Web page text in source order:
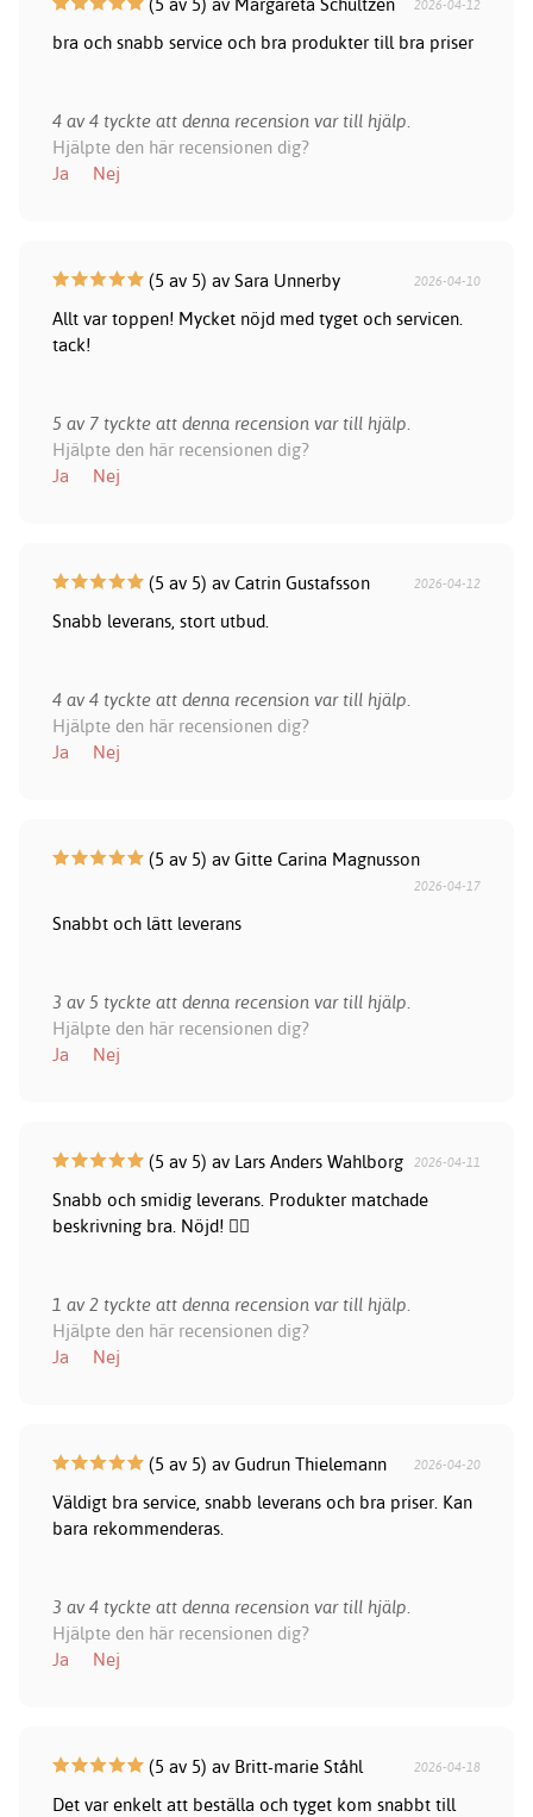
2026-04-12
bra och snabb service och bra produkter till bra priser
4 av 4 tyckte att denna recension var till hjälp.
Hjälpte den här recensionen dig?
Ja
Nej
(5 av 5) av Sara Unnerby 2026-04-10
Allt var toppen! Mycket nöjd med tyget och servicen.
tack!
5 av 7 tyckte att denna recension var till hjälp.
Hjälpte den här recensionen dig?
Ja
Nej
(5 av 5) av Catrin Gustafsson 2026-04-12
Snabb leverans, stort utbud.
4 av 4 tyckte att denna recension var till hjälp.
Hjälpte den här recensionen dig?
Ja
Nej
(5 av 5) av Gitte Carina Magnusson
2026-04-17
Snabbt och lätt leverans
3 av 5 tyckte att denna recension var till hjälp.
Hjälpte den här recensionen dig?
Ja
Nej
(5 av 5) av Lars Anders Wahlborg 2026-04-11
Snabb och smidig leverans. Produkter matchade
beskrivning bra. Nöjd! 👍🏻
1 av 2 tyckte att denna recension var till hjälp.
Hjälpte den här recensionen dig?
Ja
Nej
(5 av 5) av Gudrun Thielemann 2026-04-20
Väldigt bra service, snabb leverans och bra priser. Kan
bara rekommenderas.
3 av 4 tyckte att denna recension var till hjälp.
Hjälpte den här recensionen dig?
Ja
Nej
(5 av 5) av Britt-marie Ståhl 2026-04-18
Det var enkelt att beställa och tyget kom snabbt till